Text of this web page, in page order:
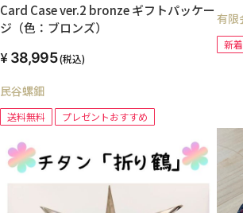
Card Case ver.2 bronze ギフトパッケー
ジ（色：ブロンズ）
38,995(税込)
民谷螺鈿
送料無料 プレゼントおすすめ
有
新着